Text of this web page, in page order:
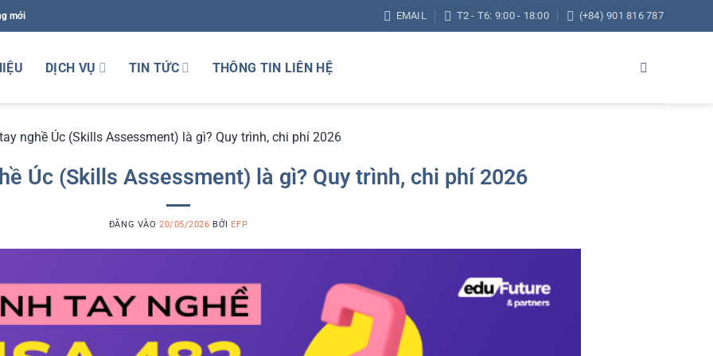
mới EMAIL T2 - T6: 9:00 - 18:00 (+84) 901 816 787
DỊCH VỤ TIN TỨC THÔNG TIN LIÊN HỆ
nghề Úc (Skills Assessment) là gì? Quy trình, chi phí 2026
Úc (Skills Assessment) là gì? Quy trình, chi phí 2026
ĐĂNG VÀO 20/05/2026 BỞI EFP